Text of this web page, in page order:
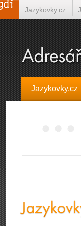
Jazykovky.cz
Jazykovky.cz
Španělština on-